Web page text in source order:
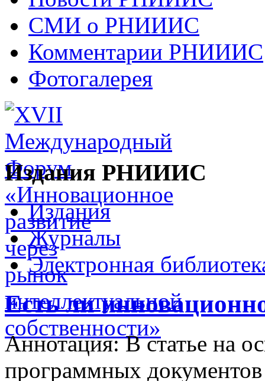
СМИ о РНИИИС
Комментарии РНИИИС
Фотогалерея
Издания РНИИИС
Издания
Журналы
Электронная
Есть ли
Аннотация: В статье на
программных